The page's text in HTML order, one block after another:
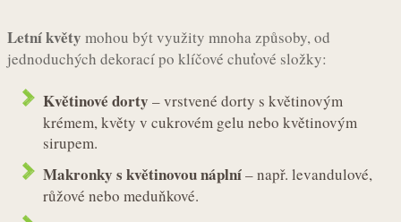
Letní květy mohou být využity mnoha způsoby, od
jednoduchých dekorací po klíčové chuťové složky:
Květinové dorty – vrstvené dorty s květinovým
krémem, květy v cukrovém gelu nebo květinovým
sirupem.
Makronky s květinovou náplní– např. levandulové,
růžové nebo meduňkové.